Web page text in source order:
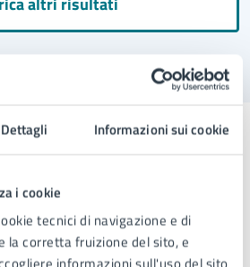
Dettagli Informazioni sui cookie
i cookie
tecnici di navigazione e di
la corretta fruizione del sito, e